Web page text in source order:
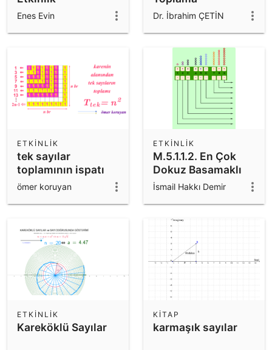
Enes Evin Dr. İbrahim ÇETİN
tek sayılar
toplamının ispatı
ETKINLIK
ömer koruyan
M.5.1.1.2. En Çok
Dokuz Basamaklı
Doğal Sayıların
Basamaklarını ve
Rakamların
Basamak
Değerlerini
Belirleme
ETKINLIK
İsmail Hakkı Demir
Kareköklü Sayılar
ETKINLIK
karmaşık sayılar
KITAP